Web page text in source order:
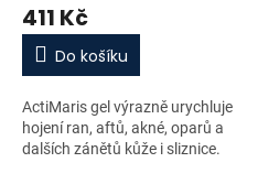
411 Kč
Do košíku
ActiMaris gel výrazně urychluje
hojení ran, aftů, akné, oparů a
dalších zánětů kůže i sliznice.